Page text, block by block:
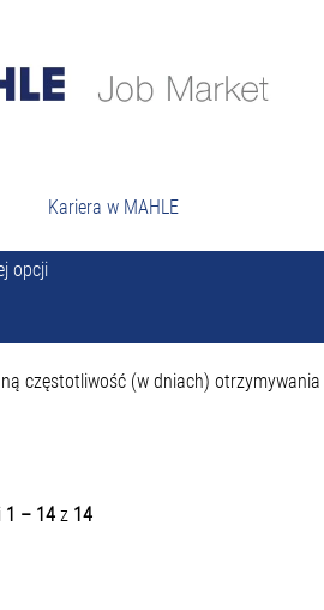
Kariera w MAHLE
Szukaj
opcji
częstotliwość (w dniach)
1 – 14 z 14